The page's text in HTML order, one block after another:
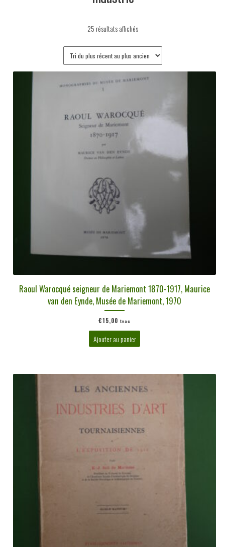
25 résultats affichésTrié
plus
récent
ancien
Raoul Warocqué seigneur de Mariemont 1870-1917, Maurice
van den Eynde, Musée de Mariemont, 1970
€15,00 tvac
Ajouter au panier